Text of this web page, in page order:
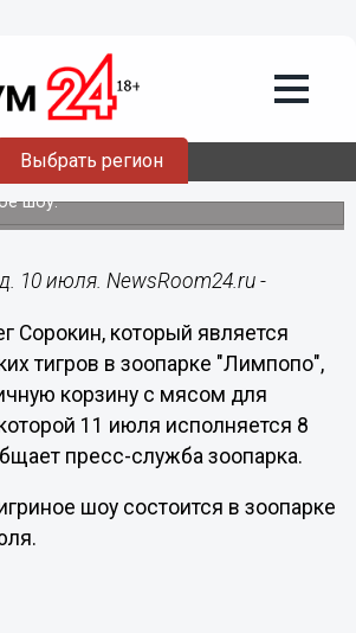
Выбрать регион
Новгорода Олег
праздничную корзину
тигрицы Амуры
тигрицы в зоопарке «Лимпопо»
шоу.
10 июля. NewsRoom24.ru -
Сорокин, который является
тигров в зоопарке "Лимпопо",
корзину с мясом для
11 июля исполняется 8
пресс-служба зоопарка.
шоу состоится в зоопарке